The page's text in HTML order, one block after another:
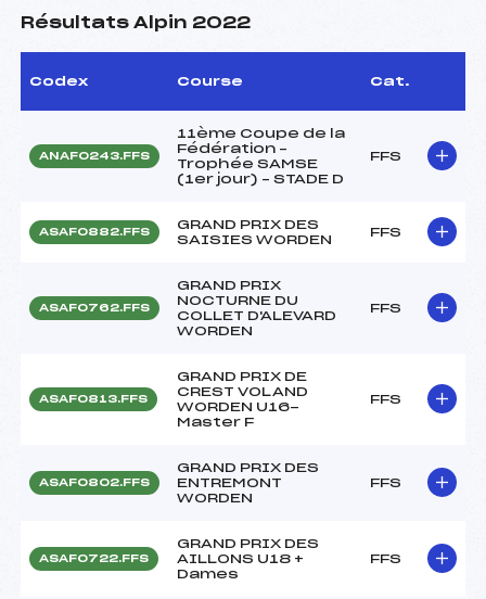
Résultats Alpin 2022
Codex Course Cat.
ANAF0243.FFS
11ème Coupe de la
Fédération –
Trophée SAMSE
(1er jour) – STADE D
FFS
ASAF0882.FFS
GRAND PRIX DES
SAISIES WORDEN
FFS
ASAF0762.FFS
GRAND PRIX
NOCTURNE DU
COLLET D'ALEVARD
WORDEN
FFS
ASAF0813.FFS
GRAND PRIX DE
CREST VOLAND
WORDEN U16-
Master F
FFS
ASAF0802.FFS
GRAND PRIX DES
ENTREMONT
WORDEN
FFS
ASAF0722.FFS
GRAND PRIX DES
AILLONS U18 +
Dames
FFS